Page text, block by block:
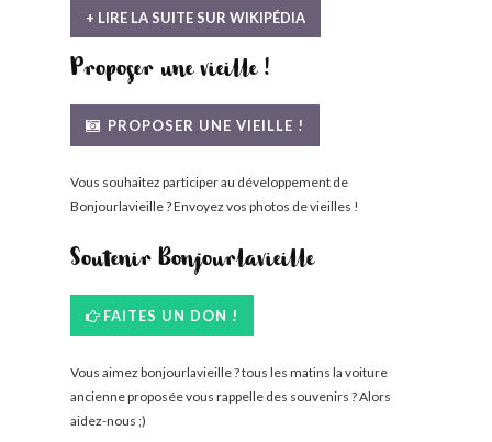
+ LIRE LA SUITE SUR WIKIPÉDIA
Proposer une vieille !
PROPOSER UNE VIEILLE !
Vous souhaitez participer au développement de
Bonjourlavieille ? Envoyez vos photos de vieilles !
Soutenir Bonjourlavieille
FAITES UN DON !
Vous aimez bonjourlavieille ? tous les matins la voiture
ancienne proposée vous rappelle des souvenirs ? Alors
aidez-nous ;)